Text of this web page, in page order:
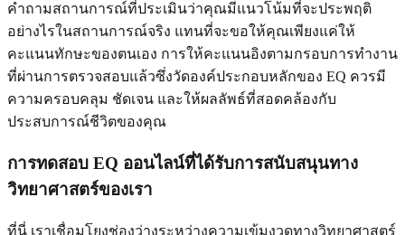
คำถามสถานการณ์ที่ประเมินว่าคุณมีแนวโน้มที่จะประพฤติ
อย่างไรในสถานการณ์จริง แทนที่จะขอให้คุณเพียงแค่ให้
คะแนนทักษะของตนเอง การให้คะแนนอิงตามกรอบการทำงาน
ที่ผ่านการตรวจสอบแล้วซึ่งวัดองค์ประกอบหลักของ EQ ควรมี
ความครอบคลุม ชัดเจน และให้ผลลัพธ์ที่สอดคล้องกับ
ประสบการณ์ชีวิตของคุณ
การทดสอบ EQ ออนไลน์ที่ได้รับการสนับสนุนทาง
วิทยาศาสตร์ของเรา
ที่นี่ เราเชื่อมโยงช่องว่างระหว่างความเข้มงวดทางวิทยาศาสตร์